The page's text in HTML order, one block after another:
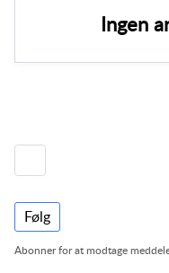
Ingen
Følg
Abonner for at modtage